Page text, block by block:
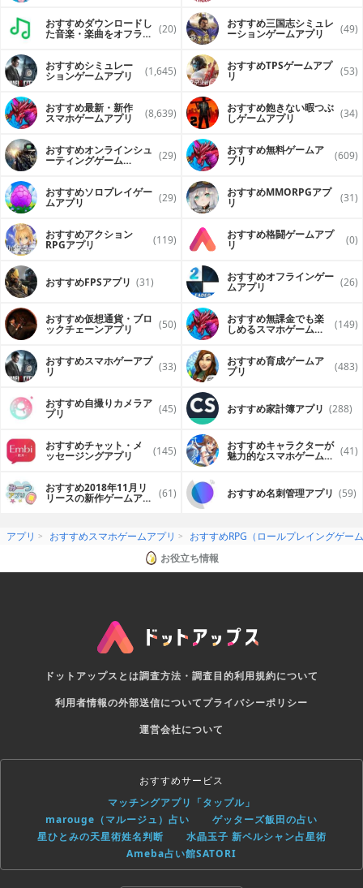
おすすめダウンロードし
た音楽・楽曲をオフライ (20) おすすめ三国志シミュレ
ーションゲームアプリ (49)
おすすめシミュレー
ションゲームアプリ (1,645) おすすめTPSゲームアプ
リ (53)
おすすめ最新・新作
スマホゲームアプリ (8,639) おすすめ飽きない暇つぶ
しゲームアプリ (34)
おすすめオンラインシュ
ーティングゲーム (29) おすすめ無料ゲームア
プリ (609)
おすすめソロプレイゲー
ムアプリ (29) おすすめ MMORPGアプ
リ (31)
おすすめアクション
RPGアプリ (119) おすすめ格闘ゲームアプ
リ (0)
おすすめFPSアプリ (31) おすすめオフラインゲー
ムアプリ (26)
おすすめ仮想通貨・ブロ
ックチェーンアプリ (50) おすすめ無課金でも楽
しめるスマホゲームア (149)
おすすめスマホゲーアプ
リ (33) おすすめ育成ゲームア
プリ (483)
おすすめ自撮りカメラア
プリ (45) おすすめ家計簿アプリ (288)
おすすめチャット・メ
ッセージングアプリ (145) おすすめキャラクターが
魅力的なスマホゲームア (41)
おすすめ2018年11月リ
リースの新作ゲームアプ (61) おすすめ名刺管理アプリ (59)
アプリ おすすめスマホゲームアプリ
おすすめRPG（ロールプレイングゲー
お役立ち情報
ドットアップスとは調査方法・調査目的利用規約について
利用者情報の外部送信についてプライバシーポリシー
運営会社について
おすすめサービス
マッチングアプリ「タップル」
marouge（マルージュ）占い
ゲッターズ飯田の占い
星ひとみの天星術姓名判断
水晶玉子 新ペルシャン占星術
Ameba占い館SATORI